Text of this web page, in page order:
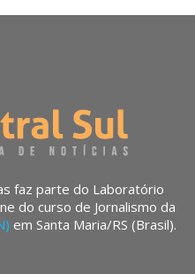
faz parte do Laboratório
do curso de Jornalismo da
em Santa Maria/RS (Brasil).